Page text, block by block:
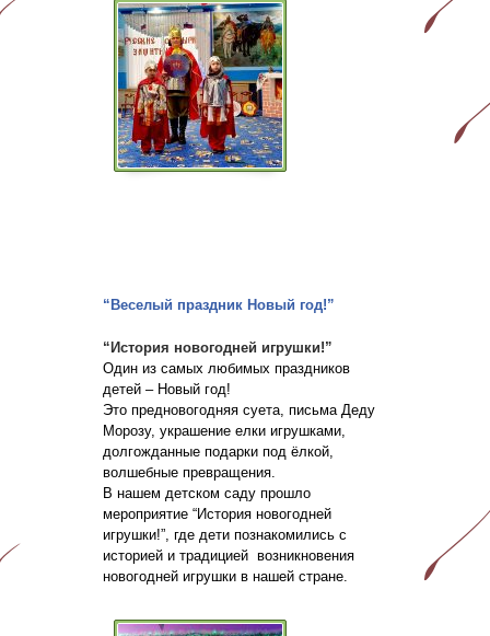
“Веселый праздник Новый год!”
“История новогодней игрушки!”
Один из самых любимых праздников
детей – Новый год!
Это предновогодняя суета, письма Деду
Морозу, украшение елки игрушками,
долгожданные подарки под ёлкой,
волшебные превращения.
В нашем детском саду прошло
мероприятие “История новогодней
игрушки!”, где дети познакомились с
историей и традицией возникновения
новогодней игрушки в нашей стране.